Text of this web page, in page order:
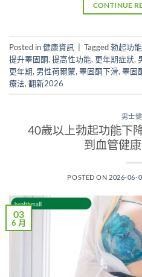
CONTINUE
Posted in健康資訊 Tagged勃起功
提升睪固酮, 提高性功能, 更年期症狀,
更年期, 男性荷爾蒙, 睪固酮下滑, 睪固
療法, 翻新2026
男士
40歲以上勃起功能下
到血管健
POSTED ON 2026-06-
03
6 月